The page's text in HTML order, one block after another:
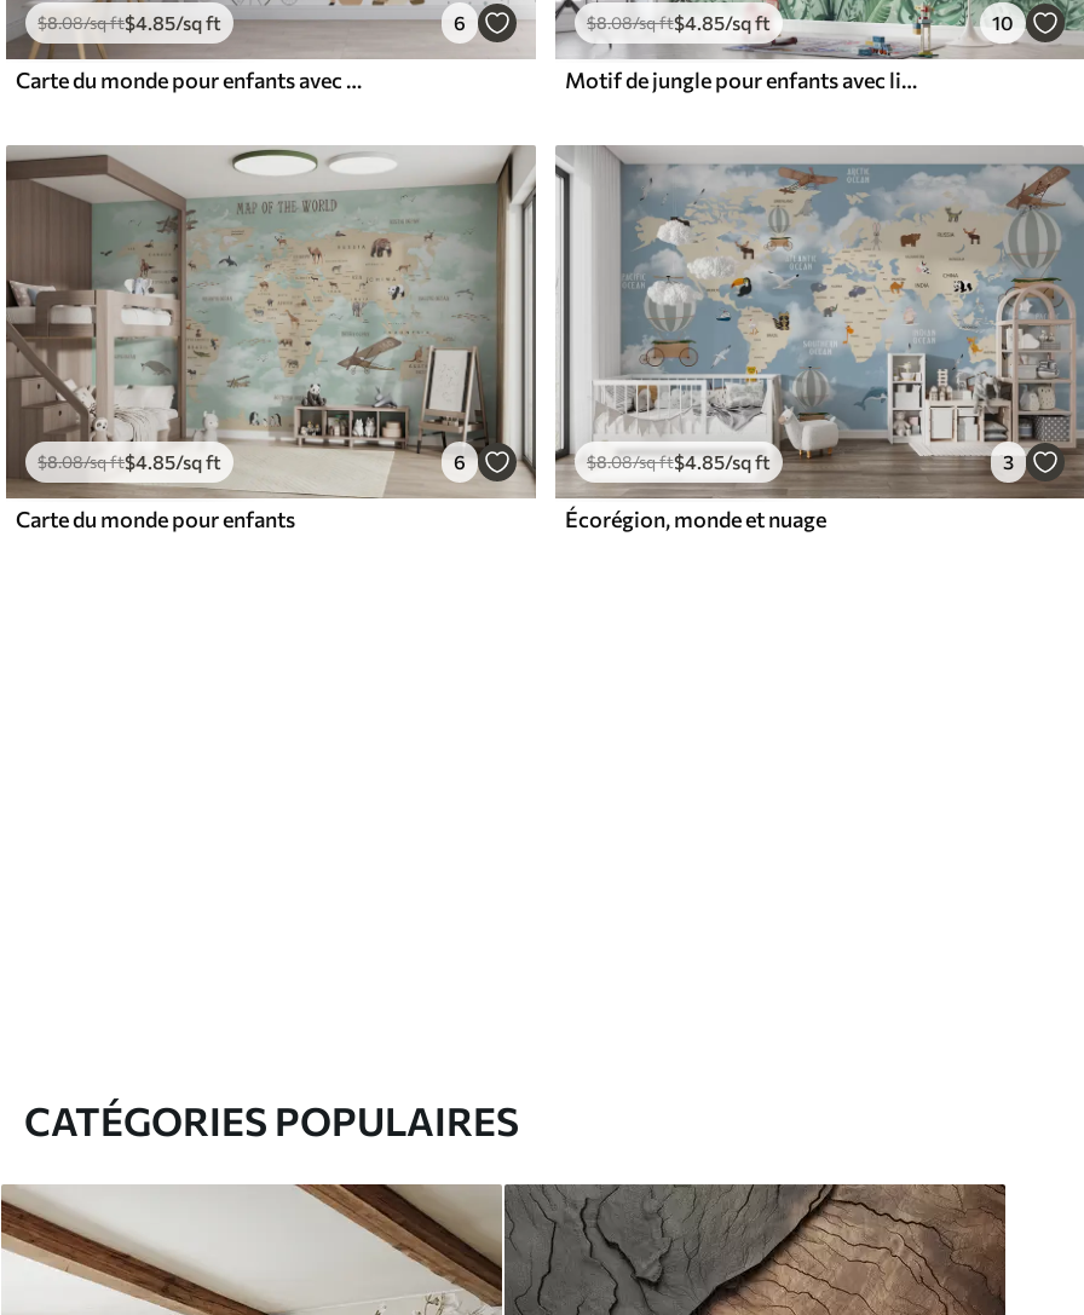
$8.08/sq ft$4.85/sq ft 6
Carte du monde pour enfants avec animaux
$8.08/sq ft$4.85/sq ft 10
Motif de jungle pour enfants avec lion, girafe, éléphant et perroquets
$8.08/sq ft$4.85/sq ft 6
Carte du monde pour enfants
$8.08/sq ft$4.85/sq ft 3
Écorégion, monde et nuage
CATÉGORIES POPULAIRES